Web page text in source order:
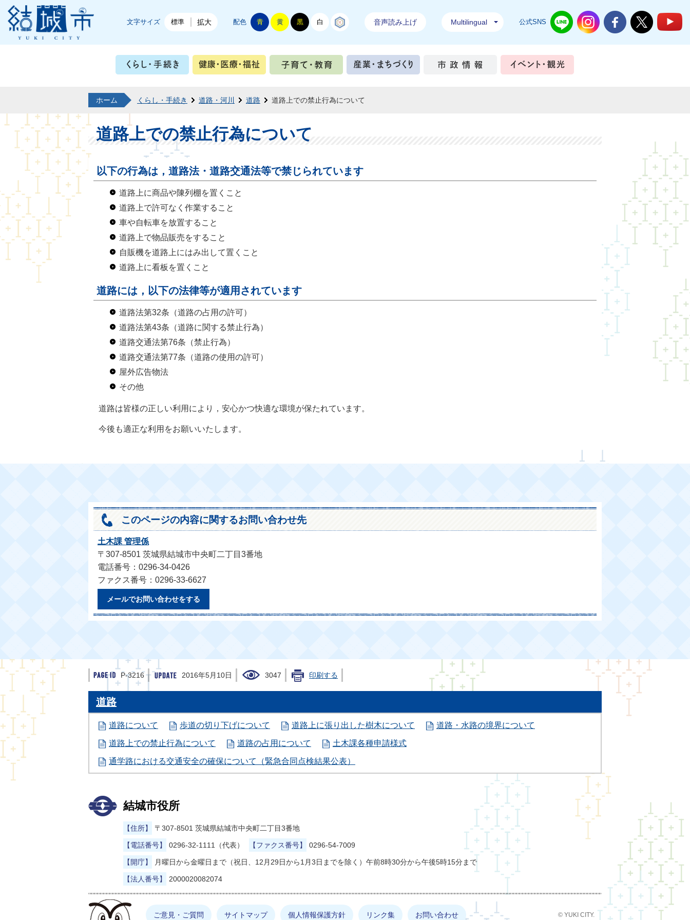
結城市公式ホームページ
文字サイズ 標準 拡大 配色 青 黄 黒 白 音声読み上げ Multilingual 公式SNS 結城市公式LINE結城市公式Instagram
結城市公式Facebook
結城市公式
くらし・手続き 健康・医療・福祉 子育て・教育 産業・まちづくり 市政情報
まゆげった
ホーム くらし・手続き 道路・河川 道路 道路上での禁止行為について
道路上での禁止行為について
以下の行為は，道路法・道路交通法等で禁じられています
道路上に商品や陳列棚を置くこと
道路上で許可なく作業すること
車や自転車を放置すること
道路上で物品販売をすること
自販機を道路上にはみ出して置くこと
道路上に看板を置くこと
道路には，以下の法律等が適用されています
道路法第32条（道路の占用の許可）
道路法第43条（道路に関する禁止行為）
道路交通法第76条（禁止行為）
道路交通法第77条（道路の使用の許可）
屋外広告物法
その他
道路は皆様の正しい利用により，安心かつ快適な環境が保たれています。
今後も適正な利用をお願いいたします。
このページの内容に関するお問い合わせ先
土木課 管理係
〒307-8501 茨城県結城市中央町二丁目3番地
電話番号：0296-34-0426
ファクス番号：0296-33-6627
メールでお問い合わせをする
P-3216 2016年5月10日 3047 印刷する
道路
道路について 歩道の切り下げについて 道路上に張り出した樹木について 道路・水路の境界について
道路上での禁止行為について 道路の占用について 土木課各種申請様式
通学路における交通安全の確保について（緊急合同点検結果公表）
結城市役所
【住所】 〒307-8501 茨城県結城市中央町二丁目3番地
【電話番号】 0296-32-1111（代表） 【ファクス番号】 0296-54-7009
【開庁】 月曜日から金曜日まで（祝日、12月29日から1月3日までを除く）午前8時30分から午後5時15分まで
【法人番号】 2000020082074
ご意見・ご質問 サイトマップ 個人情報保護方針 リンク集 お問い合わせ © YUKI CITY.